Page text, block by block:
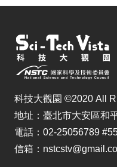
科技大觀園 ©2020 All
地址：臺北市大安區和
電話：02-25056789
信箱：